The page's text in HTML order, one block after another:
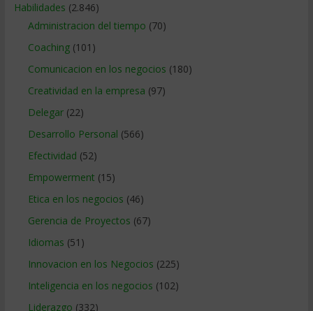
Habilidades (2.846)
Administracion del tiempo (70)
Coaching(101)
Comunicacion en los negocios (180)
Creatividad en la empresa (97)
Delegar(22)
Desarrollo Personal (566)
Efectividad (52)
Empowerment (15)
Etica en los negocios (46)
Gerencia de Proyectos (67)
Idiomas (51)
Innovacion en los Negocios (225)
Inteligencia en los negocios (102)
Liderazgo (332)